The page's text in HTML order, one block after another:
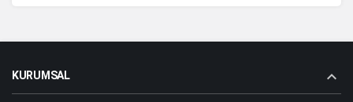
KURUMSAL